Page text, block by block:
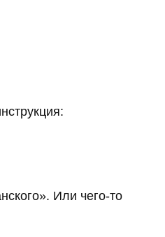
Или чего-то